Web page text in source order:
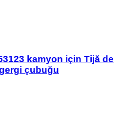
kamyon için Tijă de
çubuğu